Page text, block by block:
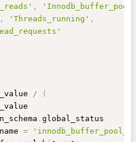
,
, 'Threads_running' ,
/
(
. global_status
=